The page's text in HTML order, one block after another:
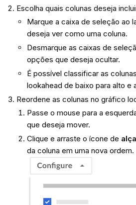
Escolha quais colunas deseja
Marque a caixa de seleção ao
deseja ver como uma coluna.
Desmarque as caixas de
opções que deseja ocultar.
É possível classificar as
lookahead de baixo para alto e
Reordene as colunas no gráfico
Passe o mouse para a
que deseja mover.
Clique e arraste o ícone de alça
da coluna em uma nova ordem.